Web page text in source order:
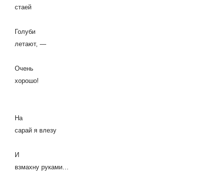
стаей
Голуби
летают, —
Очень
хорошо!
На
сарай я влезу
И
взмахну руками…